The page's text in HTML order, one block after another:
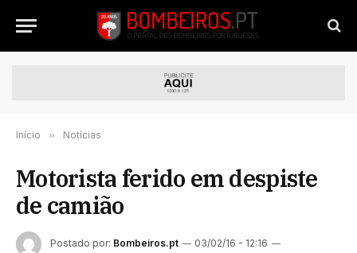
Início » Notícias
Motorista ferido em despiste
de camião
Postado por: Bombeiros.pt
03/02/16 - 12:16